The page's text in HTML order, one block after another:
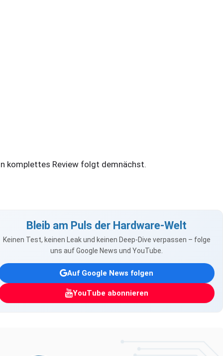
komplettes Review folgt demnächst.
Bleib am Puls der Hardware-Welt
Keinen Test, keinen Leak und keinen Deep-Dive verpassen – folge
uns auf Google News und YouTube.
Auf Google News folgen
YouTube abonnieren